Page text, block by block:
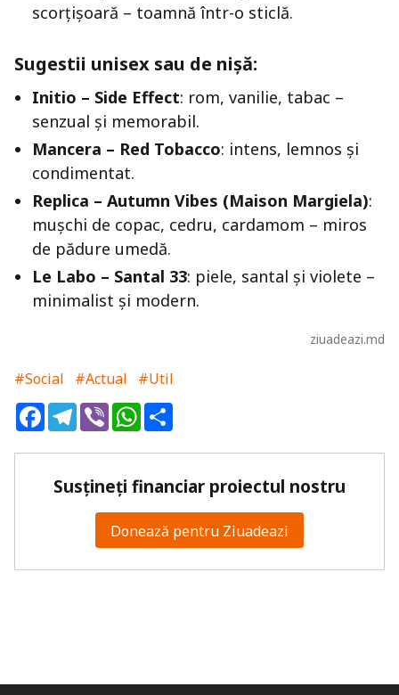
scorțișoară – toamnă într-o sticlă.
Sugestii unisex sau de nișă:
Initio – Side Effect: rom, vanilie, tabac –
senzual și memorabil.
Mancera – Red Tobacco: intens, lemnos și
condimentat.
Replica – Autumn Vibes (Maison Margiela):
mușchi de copac, cedru, cardamom – miros
de pădure umedă.
Le Labo – Santal 33: piele, santal și violete –
minimalist și modern.
ziuadeazi.md
#Social #Actual
#Util
FacebookTelegram
ViberWhatsApp
Susțineți financiar proiectul nostru
Donează pentru Ziuadeazi